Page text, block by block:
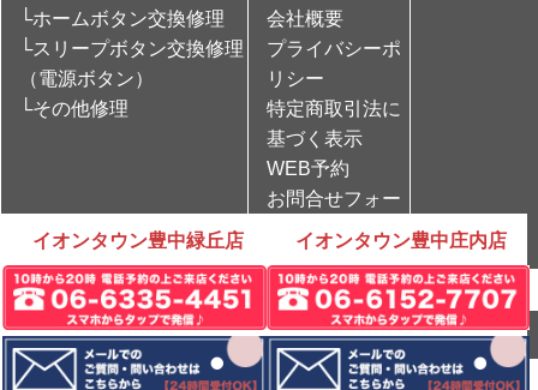
イオンタウン豊中緑丘店 イオンタウン豊中庄内店
└ホームボタン交換修理
└スリープボタン交換修理
（電源ボタン）
└その他修理
会社概要
プライバシーポ
リシー
特定商取引法に
基づく表示
WEB予約
お問合せフォー
Copyright © iPhone修理のCare Mobile All rights Reserved.